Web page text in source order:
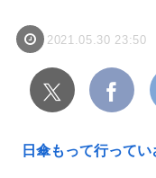
2021.05.30 23:50
日傘もって行って